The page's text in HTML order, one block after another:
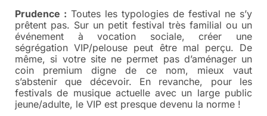
Prudence : Toutes les typologies de festival ne s’y
prêtent pas. Sur un petit festival très familial ou un
événement à vocation sociale, créer une
ségrégation VIP/pelouse peut être mal perçu. De
même, si votre site ne permet pas d’aménager un
coin premium digne de ce nom, mieux vaut
s’abstenir que décevoir. En revanche, pour les
festivals de musique actuelle avec un large public
jeune/adulte, le VIP est presque devenu la norme !